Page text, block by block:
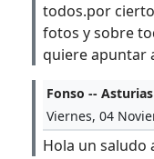
todos.por
fotos y sobre
quiere apuntar
Fonso -- Asturias
Viernes, 04
Hola un saludo